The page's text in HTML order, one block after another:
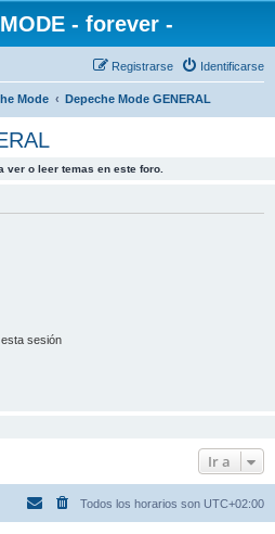
- forever -
Identificarse
Registrarse
Mode Depeche Mode GENERAL
ver o leer temas en este foro.
sesión
Ir a
Todos los horarios son UTC+02:00